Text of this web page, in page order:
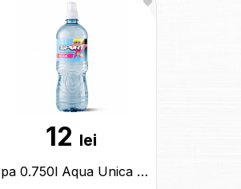
12 lei
Apa 0.750l Aqua Unica Sport aqua1